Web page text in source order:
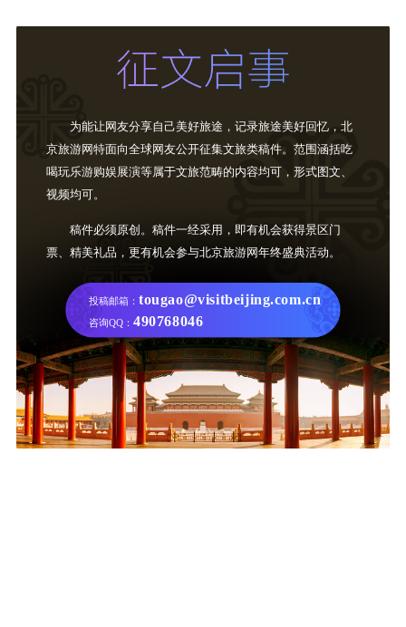
为能让网友分享自己美好旅途，记录旅途美好回忆，北
京旅游网特面向全球网友公开征集文旅类稿件。范围涵括吃
喝玩乐游购娱展演等属于文旅范畴的内容均可，形式图文、
视频均可。
稿件必须原创。稿件一经采用，即有机会获得景区门
票、精美礼品，更有机会参与北京旅游网年终盛典活动。
投稿邮箱： tougao@visitbeijing.com.cn
咨询QQ： 490768046